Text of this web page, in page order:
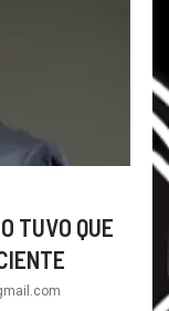
TUVO QUE